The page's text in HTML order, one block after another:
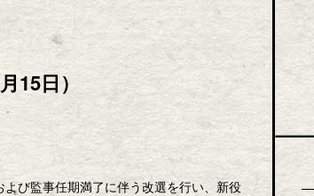
15日）
び監事任期満了に伴う改選を行い、新役